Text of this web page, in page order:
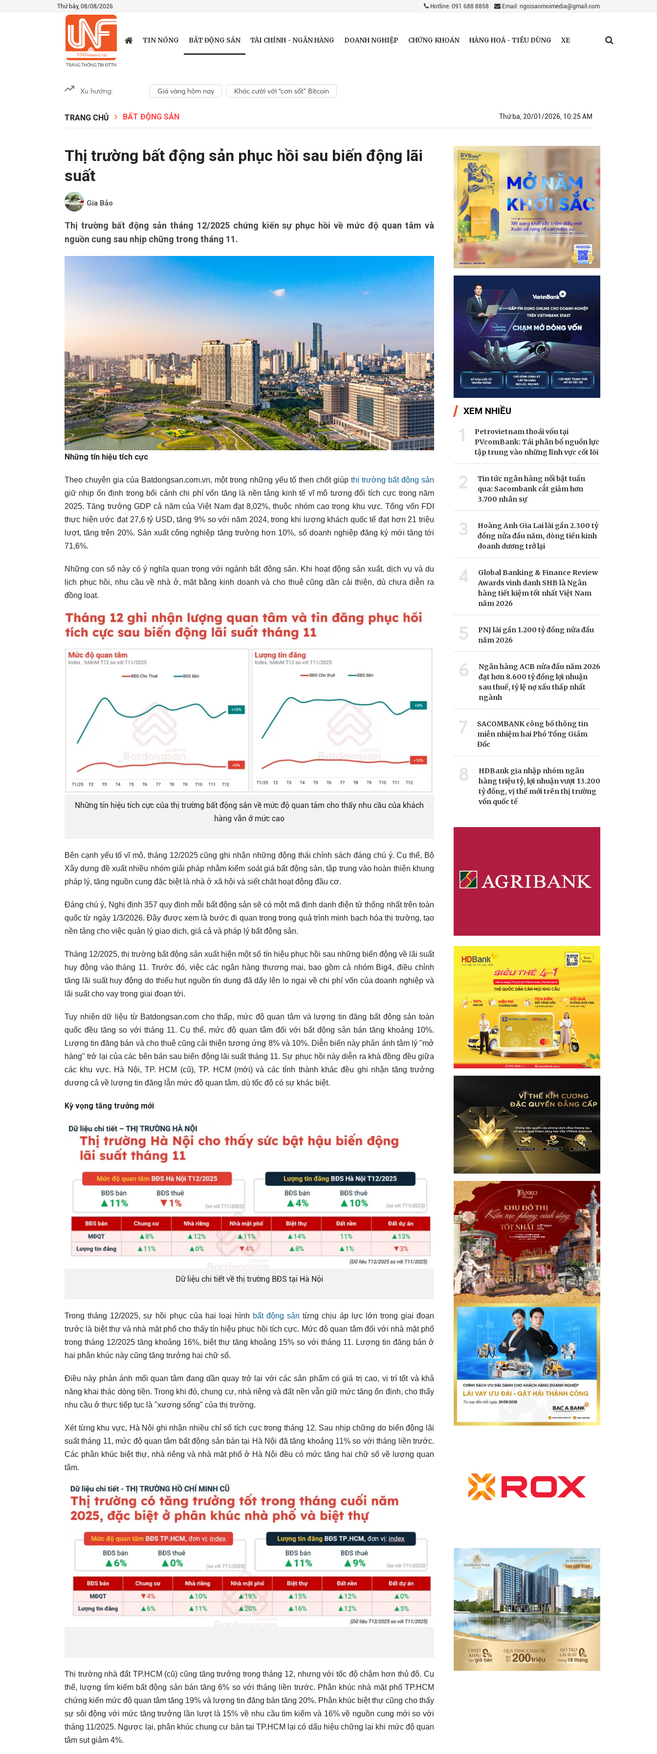
Thứ bảy, 08/08/2026 Hotline: 091 688 8858 Email: ngoisaomoimedia@gmail.com
TIN NÓNG BẤT ĐỘNG SẢN TÀI CHÍNH - NGÂN HÀNG DOANH NGHIỆP CHỨNG KHOÁN HÀNG HOÁ - TIÊU DÙNG XE
Xu hướng: Giá vàng hôm nay Khóc cười với “cơn sốt” Bitcoin
TRANG CHỦ BẤT ĐỘNG SẢN Thứ ba, 20/01/2026, 10:25 AM
Thị trường bất động sản phục hồi sau biến động lãi
suất
Gia Bảo
Thị trường bất động sản tháng 12/2025 chứng kiến sự phục hồi về mức độ quan tâm và
nguồn cung sau nhịp chững trong tháng 11.
Những tín hiệu tích cực
Theo chuyên gia của Batdongsan.com.vn, một trong những yếu tố then chốt giúp thị trường bất động sản
giữ nhịp ổn định trong bối cảnh chi phí vốn tăng là nền tảng kinh tế vĩ mô tương đối tích cực trong năm
2025. Tăng trưởng GDP cả năm của Việt Nam đạt 8,02%, thuộc nhóm cao trong khu vực. Tổng vốn FDI
thực hiện ước đạt 27,6 tỷ USD, tăng 9% so với năm 2024, trong khi lượng khách quốc tế đạt hơn 21 triệu
lượt, tăng trên 20%. Sản xuất công nghiệp tăng trưởng hơn 10%, số doanh nghiệp đăng ký mới tăng tới
71,6%.
Những con số này có ý nghĩa quan trọng với ngành bất động sản. Khi hoạt động sản xuất, dịch vụ và du
lịch phục hồi, nhu cầu về nhà ở, mặt bằng kinh doanh và cho thuê cũng dần cải thiện, dù chưa diễn ra
đồng loạt.
Những tín hiệu tích cực của thị trường bất động sản về mức độ quan tâm cho thấy nhu cầu của khách
hàng vẫn ở mức cao
Bên cạnh yếu tố vĩ mô, tháng 12/2025 cũng ghi nhận những động thái chính sách đáng chú ý. Cụ thể, Bộ
Xây dựng đề xuất nhiều nhóm giải pháp nhằm kiểm soát giá bất động sản, tập trung vào hoàn thiện khung
pháp lý, tăng nguồn cung đặc biệt là nhà ở xã hội và siết chặt hoạt động đầu cơ.
Đáng chú ý, Nghị định 357 quy định mỗi bất động sản sẽ có một mã định danh điện tử thống nhất trên toàn
quốc từ ngày 1/3/2026. Đây được xem là bước đi quan trọng trong quá trình minh bạch hóa thị trường, tạo
nền tảng cho việc quản lý giao dịch, giá cả và pháp lý bất động sản.
Tháng 12/2025, thị trường bất động sản xuất hiện một số tín hiệu phục hồi sau những biến động về lãi suất
huy động vào tháng 11. Trước đó, việc các ngân hàng thương mại, bao gồm cả nhóm Big4, điều chỉnh
tăng lãi suất huy động do thiếu hụt nguồn tín dụng đã dấy lên lo ngại về chi phí vốn của doanh nghiệp và
lãi suất cho vay trong giai đoạn tới.
Tuy nhiên dữ liệu từ Batdongsan.com cho thấp, mức độ quan tâm và lượng tin đăng bất động sản toàn
quốc đều tăng so với tháng 11. Cụ thể, mức độ quan tâm đối với bất động sản bán tăng khoảng 10%.
Lượng tin đăng bán và cho thuê cũng cải thiện tương ứng 8% và 10%. Diễn biến này phản ánh tâm lý "mở
hàng" trở lại của các bên bán sau biến động lãi suất tháng 11. Sự phục hồi này diễn ra khá đồng đều giữa
các khu vực. Hà Nội, TP. HCM (cũ), TP. HCM (mới) và các tỉnh thành khác đều ghi nhận tăng trưởng
dương cả về lượng tin đăng lẫn mức độ quan tâm, dù tốc độ có sự khác biệt.
Kỳ vọng tăng trưởng mới
Dữ liệu chi tiết về thị trường BĐS tại Hà Nội
Trong tháng 12/2025, sự hồi phục của hai loại hình bất động sảntừng chịu áp lực lớn trong giai đoạn
trước là biệt thự và nhà mặt phố cho thấy tín hiệu phục hồi tích cực. Mức độ quan tâm đối với nhà mặt phố
trong tháng 12/2025 tăng khoảng 16%, biệt thự tăng khoảng 15% so với tháng 11. Lượng tin đăng bán ở
hai phân khúc này cũng tăng trưởng hai chữ số.
Điều này phản ánh mối quan tâm đang dần quay trở lại với các sản phẩm có giá trị cao, vị trí tốt và khả
năng khai thác dòng tiền. Trong khi đó, chung cư, nhà riêng và đất nền vẫn giữ mức tăng ổn định, cho thấy
nhu cầu ở thực tiếp tục là "xương sống" của thị trường.
Xét từng khu vực, Hà Nội ghi nhận nhiều chỉ số tích cực trong tháng 12. Sau nhịp chững do biến động lãi
suất tháng 11, mức độ quan tâm bất động sản bán tại Hà Nội đã tăng khoảng 11% so với tháng liền trước.
Các phân khúc biệt thự, nhà riêng và nhà mặt phố ở Hà Nội đều có mức tăng hai chữ số về lượng quan
tâm.
Thị trường nhà đất TP.HCM (cũ) cũng tăng trưởng trong tháng 12, nhưng với tốc độ chậm hơn thủ đô. Cụ
thể, lượng tìm kiếm bất động sản bán tăng 6% so với tháng liền trước. Phân khúc nhà mặt phố TP.HCM
chứng kiến mức độ quan tâm tăng 19% và lượng tin đăng bán tăng 20%. Phân khúc biệt thự cũng cho thấy
sự sôi động với mức tăng trưởng lần lượt là 15% về nhu cầu tìm kiếm và 16% về nguồn cung mới so với
tháng 11/2025. Ngược lại, phân khúc chung cư bán tại TP.HCM lại có dấu hiệu chững lại khi mức độ quan
tâm sụt giảm 4%.
XEM NHIỀU
1
Petrovietnam thoái vốn tại
PVcomBank: Tái phân bổ nguồn lực
tập trung vào những lĩnh vực cốt lõi
2
Tin tức ngân hàng nổi bật tuần
qua: Sacombank cắt giảm hơn
3.700 nhân sự
3
Hoàng Anh Gia Lai lãi gần 2.300 tỷ
đồng nửa đầu năm, dòng tiền kinh
doanh dương trở lại
4
Global Banking & Finance Review
Awards vinh danh SHB là Ngân
hàng tiết kiệm tốt nhất Việt Nam
năm 2026
5
PNJ lãi gần 1.200 tỷ đồng nửa đầu
năm 2026
6
Ngân hàng ACB nửa đầu năm 2026
đạt hơn 8.600 tỷ đồng lợi nhuận
sau thuế, tỷ lệ nợ xấu thấp nhất
ngành
7
SACOMBANK công bố thông tin
miễn nhiệm hai Phó Tổng Giám
Đốc
8
HDBank gia nhập nhóm ngân
hàng triệu tỷ, lợi nhuận vượt 13.200
tỷ đồng, vị thế mới trên thị trường
vốn quốc tế